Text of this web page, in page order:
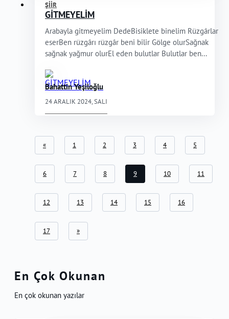
ŞIIR
GİTMEYELİM
Arabayla gitmeyelim DedeBisiklete binelim Rüzgârlar
eserBen rüzgârı rüzgâr beni bilir Gölge olurSağnak
sağnak yağmur olurEl eden bulutlar Bulutlar ben...
Bahattin Yeşiloğlu
24 ARALIK 2024, SALI
« 1 2 3 4 5
6 7 8 9 10 11
12 13 14 15 16
17 »
En Çok Okunan
En çok okunan yazılar